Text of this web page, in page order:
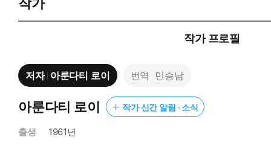
to Me”는 비틀스의 유명한 노래 가사를 따온 것인데, 순리를 거
스트리트 저널)이라는 평가처럼 『어머니 내게 오시네』에는
렬한 감정이 독창적이고도 아름다운 문장으로 세공된 이 책을
“어쩌면 나는 엄마의 죽음을 애도하는 딸이기보다는 가장 매
식처이자 폭풍이었다.” (20쪽)
무일푼 미혼모가 한 인도 학교의 설립자가 되기까지,
세상 가장 담대한 여성이던 어머니를 기억하기 위하여
작가 프로필
저자 아룬다티 로이 번역 민승남
아룬다티 로이 작가 신간 알림 · 소식
출생 1961년